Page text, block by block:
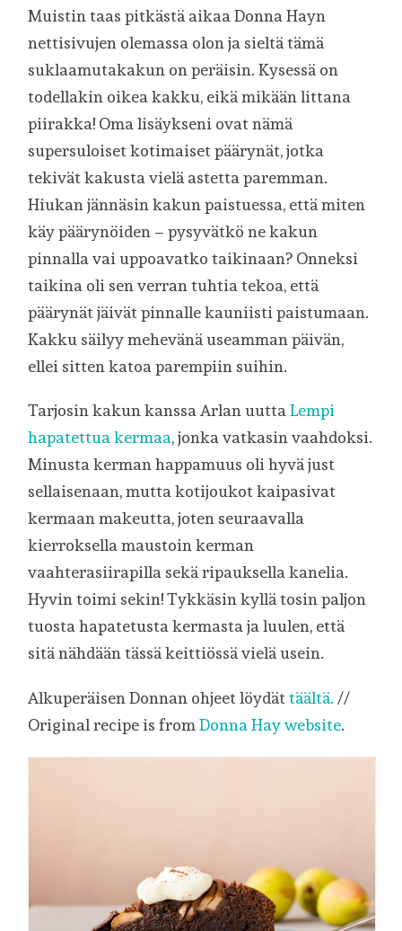
Muistin taas pitkästä aikaa Donna Hayn
nettisivujen olemassa olon ja sieltä tämä
suklaamutakakun on peräisin. Kysessä on
todellakin oikea kakku, eikä mikään littana
piirakka! Oma lisäykseni ovat nämä
supersuloiset kotimaiset päärynät, jotka
tekivät kakusta vielä astetta paremman.
Hiukan jännäsin kakun paistuessa, että miten
käy päärynöiden – pysyvätkö ne kakun
pinnalla vai uppoavatko taikinaan? Onneksi
taikina oli sen verran tuhtia tekoa, että
päärynät jäivät pinnalle kauniisti paistumaan.
Kakku säilyy mehevänä useamman päivän,
ellei sitten katoa parempiin suihin.
Tarjosin kakun kanssa Arlan uuttaLempi
hapatettua kermaa, jonka vatkasin vaahdoksi.
Minusta kerman happamuus oli hyvä just
sellaisenaan, mutta kotijoukot kaipasivat
kermaan makeutta, joten seuraavalla
kierroksella maustoin kerman
vaahterasiirapilla sekä ripauksella kanelia.
Hyvin toimi sekin! Tykkäsin kyllä tosin paljon
tuosta hapatetusta kermasta ja luulen, että
sitä nähdään tässä keittiössä vielä usein.
Alkuperäisen Donnan ohjeet löydättäältä. //
Original recipe is fromDonna Hay website.